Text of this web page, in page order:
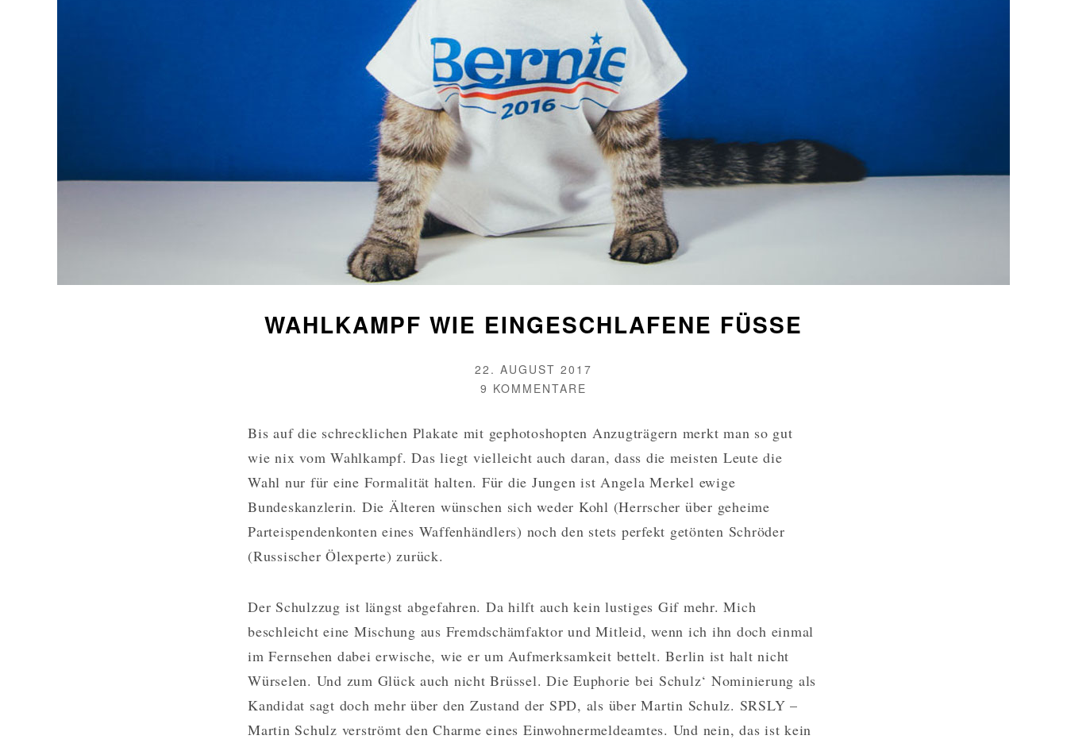
WAHLKAMPF WIE EINGESCHLAFENE FÜSSE
VERÖFFENTLICHT
AM
22. AUGUST 2017
AUTOR
9 KOMMENTARE
WIE
EINGESCHLAFENE
FÜSSE
Bis auf die schrecklichen Plakate mit gephotoshopten Anzugträgern merkt man so gut
wie nix vom Wahlkampf. Das liegt vielleicht auch daran, dass die meisten Leute die
Wahl nur für eine Formalität halten. Für die Jungen ist Angela Merkel ewige
Bundeskanzlerin. Die Älteren wünschen sich weder Kohl (Herrscher über geheime
Parteispendenkonten eines Waffenhändlers) noch den stets perfekt getönten Schröder
(Russischer Ölexperte) zurück.
Der Schulzzug ist längst abgefahren. Da hilft auch kein lustiges Gif mehr. Mich
beschleicht eine Mischung aus Fremdschämfaktor und Mitleid, wenn ich ihn doch einmal
im Fernsehen dabei erwische, wie er um Aufmerksamkeit bettelt. Berlin ist halt nicht
Würselen. Und zum Glück auch nicht Brüssel. Die Euphorie bei Schulz‘ Nominierung als
Kandidat sagt doch mehr über den Zustand der SPD, als über Martin Schulz. SRSLY –
Martin Schulz verströmt den Charme eines Einwohnermeldeamtes. Und nein, das ist kein